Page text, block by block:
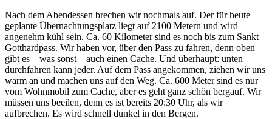
Nach dem Abendessen brechen wir nochmals auf. Der für heute
geplante Übernachtungsplatz liegt auf 2100 Metern und wird
angenehm kühl sein. Ca. 60 Kilometer sind es noch bis zum Sankt
Gotthardpass. Wir haben vor, über den Pass zu fahren, denn oben
gibt es – was sonst – auch einen Cache. Und überhaupt: unten
durchfahren kann jeder. Auf dem Pass angekommen, ziehen wir uns
warm an und machen uns auf den Weg. Ca. 600 Meter sind es nur
vom Wohnmobil zum Cache, aber es geht ganz schön bergauf. Wir
müssen uns beeilen, denn es ist bereits 20:30 Uhr, als wir
aufbrechen. Es wird schnell dunkel in den Bergen.